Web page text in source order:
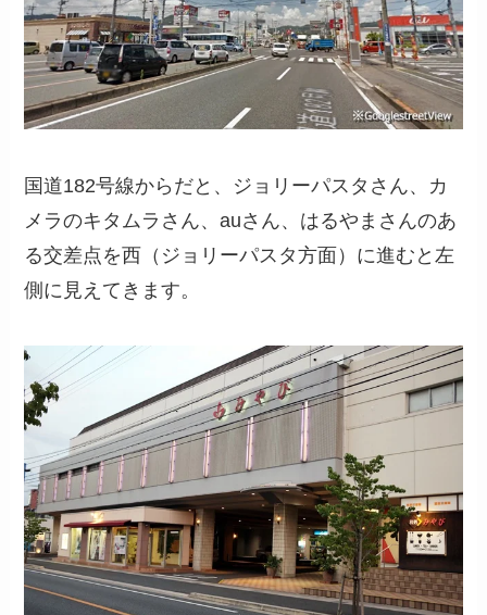
国道182号線からだと、ジョリーパスタさん、カ
メラのキタムラさん、auさん、はるやまさんのあ
る交差点を西（ジョリーパスタ方面）に進むと左
側に見えてきます。